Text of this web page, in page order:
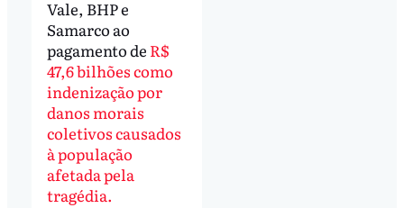
Vale, BHP e
Samarco ao
pagamento de R$
47,6 bilhões como
indenização por
danos morais
coletivos causados
à população
afetada pela
tragédia.